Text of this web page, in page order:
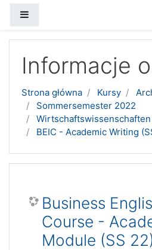
Informacje
Strona główna Kursy
Sommersemester 2022
Wirtschaftswissenschaften
BEIC - Academic Writing
Business
Course -
Module (SS